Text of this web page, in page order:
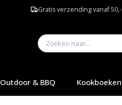
Gratis verzending vanaf 50,-
Outdoor & BBQ Kookboeken